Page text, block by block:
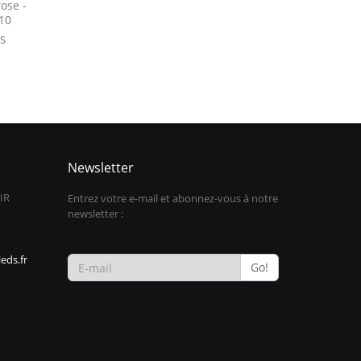
-
Newsletter
Entrez votre e-mail et abonnez-vous à notre
newsletter :
Go!